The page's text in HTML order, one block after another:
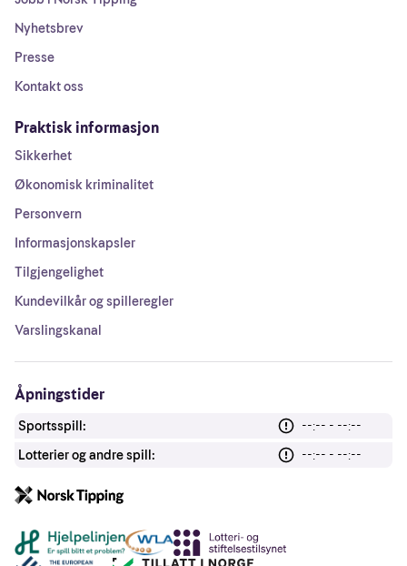
Nyhetsbrev
Presse
Kontakt oss
Praktisk informasjon
Sikkerhet
Økonomisk kriminalitet
Personvern
Informasjonskapsler
Tilgjengelighet
Kundevilkår og spilleregler
Varslingskanal
Åpningstider
Sportsspill:
--:-- - --:--
Lotterier og andre spill:
--:-- - --:--
Andre lenker